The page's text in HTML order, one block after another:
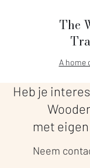
The
A home
Heb je
met
Neem